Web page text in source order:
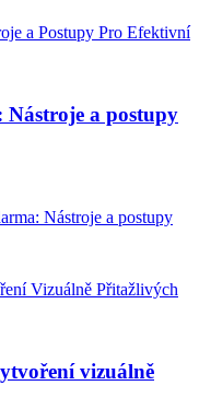
a postupy
Nástroje a postupy
vizuálně